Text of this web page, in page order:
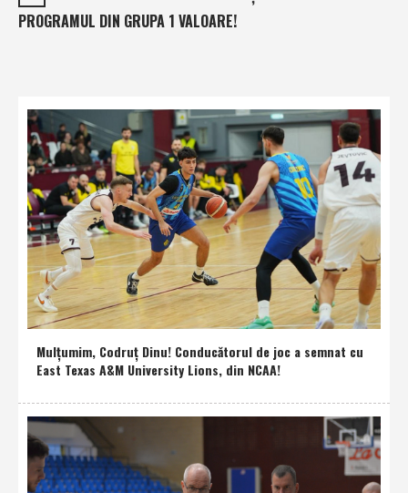
PROGRAMUL DIN GRUPA 1 VALOARE!
Mulţumim, Codruţ Dinu! Conducătorul de joc a semnat cu
East Texas A&M University Lions, din NCAA!